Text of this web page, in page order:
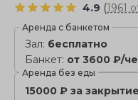
4.9 (1961
Аренда с банкетом
Зал: бесплатно
Банкет: от 3600 ₽/
Аренда без еды
15000 ₽ за